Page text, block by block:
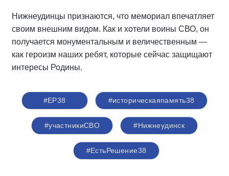
Нижнеудинцы признаются, что мемориал впечатляет
своим внешним видом. Как и хотели воины СВО, он
получается монументальным и величественным —
как героизм наших ребят, которые сейчас защищают
интересы Родины.
#ЕР38 #историческаяпамять38
#участникиСВО #Нижнеудинск
#ЕстьРешение38